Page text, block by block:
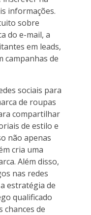
informações.
sobre
do e-mail, a
em leads,
campanhas de
sociais para
de roupas
compartilhar
de estilo e
não apenas
cria uma
Além disso,
nas redes
estratégia de
qualificado
chances de